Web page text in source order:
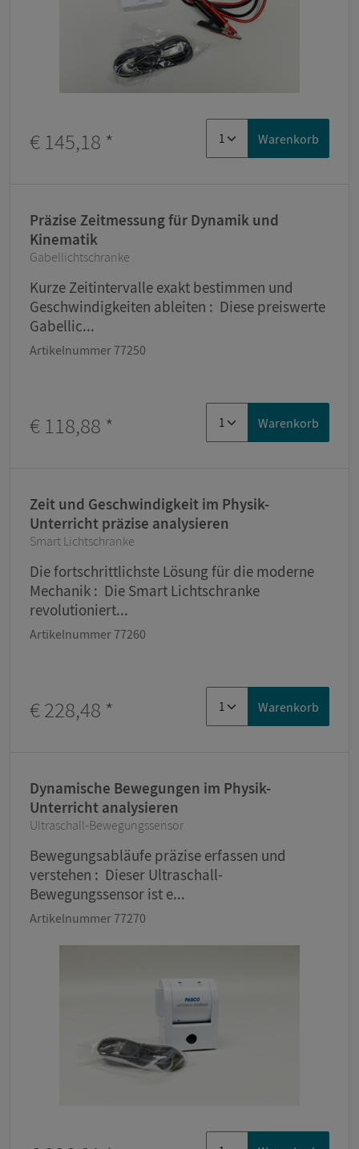
€ 145,18 * Warenkorb
Präzise Zeitmessung für Dynamik und
Kinematik
Gabellichtschranke
Kurze Zeitintervalle exakt bestimmen und
Geschwindigkeiten ableiten : Diese preiswerte
Gabellic...
Artikelnummer 77250
€ 118,88 * Warenkorb
Zeit und Geschwindigkeit im Physik-
Unterricht präzise analysieren
Smart Lichtschranke
Die fortschrittlichste Lösung für die moderne
Mechanik : Die Smart Lichtschranke
revolutioniert...
Artikelnummer 77260
€ 228,48 * Warenkorb
Dynamische Bewegungen im Physik-
Unterricht analysieren
Ultraschall-Bewegungssensor
Bewegungsabläufe präzise erfassen und
verstehen : Dieser Ultraschall-
Bewegungssensor ist e...
Artikelnummer 77270